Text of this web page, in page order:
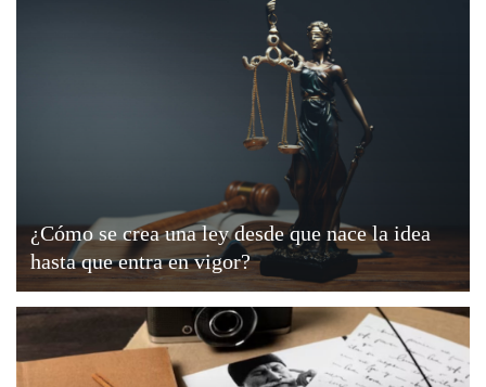
¿Cómo se crea una ley desde que nace la idea
hasta que entra en vigor?